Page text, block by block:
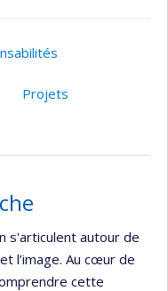
Projets
s'articulent autour de
l’image. Au cœur de
cette